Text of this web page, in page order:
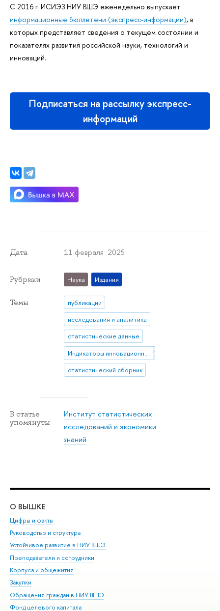
С 2016 г. ИСИЭЗ НИУ ВШЭ еженедельно выпускает
информационные бюллетени (экспресс-информации), в
которых представляет сведения о текущем состоянии и
показателях развития российской науки, технологий и
инноваций.
Подписаться на рассылку экспресс-
информаций
Дата 11 февраля 2025
Рубрики Наука Издания
Темы
публикации
исследования и аналитика
статистические данные
Индикаторы инновационной активности
статистический сборник
В статье
упомянуты
Институт статистических
исследований и экономики
знаний
О ВЫШКЕ
Цифры и факты
Руководство и структура
Устойчивое развитие в НИУ ВШЭ
Преподаватели и сотрудники
Корпуса и общежития
Закупки
Обращения граждан в НИУ ВШЭ
Фонд целевого капитала